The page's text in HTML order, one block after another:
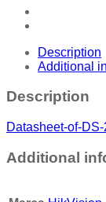
Description
Additional
Description
Datasheet-of-
Additional